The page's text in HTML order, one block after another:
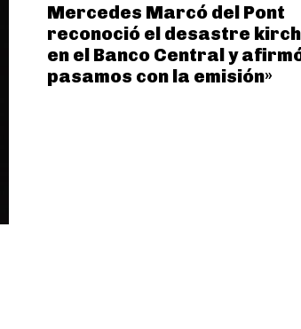
Mercedes Marcó del Pont
reconoció el desastre
en el Banco Central y
pasamos con la emisión»